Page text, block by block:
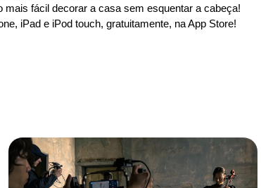
fácil decorar a casa sem esquentar a cabeça!
iPad e iPod touch, gratuitamente, na App Store!